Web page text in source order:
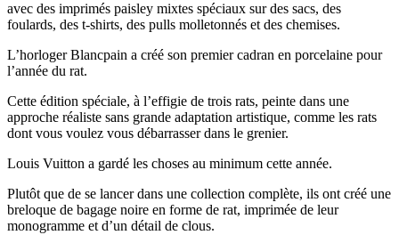
avec des imprimés paisley mixtes spéciaux sur des sacs, des
foulards, des t-shirts, des pulls molletonnés et des chemises.
L’horloger Blancpain a créé son premier cadran en porcelaine pour
l’année du rat.
Cette édition spéciale, à l’effigie de trois rats, peinte dans une
approche réaliste sans grande adaptation artistique, comme les rats
dont vous voulez vous débarrasser dans le grenier.
Louis Vuitton a gardé les choses au minimum cette année.
Plutôt que de se lancer dans une collection complète, ils ont créé une
breloque de bagage noire en forme de rat, imprimée de leur
monogramme et d’un détail de clous.